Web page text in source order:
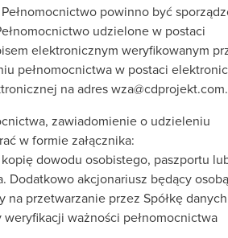
powinno być
udzielone w postaci
elektronicznym weryfikowanym
pełnomocnictwa w postaci
na adres wza@cdprojekt.com.
zawiadomienie o udzieleniu
w formie załącznika:
dowodu osobistego, paszportu
Dodatkowo akcjonariusz będący osobą
przetwarzanie przez Spółkę danych
ważności pełnomocnictwa